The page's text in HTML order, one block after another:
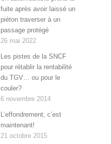
fuite après avoir laissé un
piéton traverser à un
passage protégé
26 mai 2022
Les pistes de la SNCF
pour rétablir la rentabilité
du TGV… ou pour le
couler?
6 novembre 2014
L’effondrement, c’est
maintenant!
21 octobre 2015